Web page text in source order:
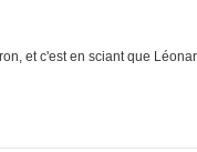
et c'est en sciant que